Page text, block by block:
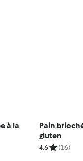
à la
Pain
gluten
4.6 (16)